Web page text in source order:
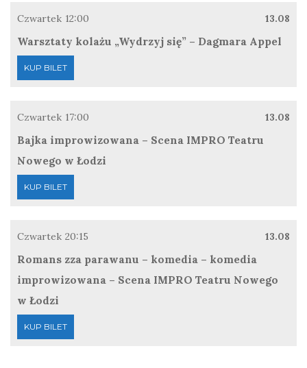
Warsztaty kolażu „Wydrzyj się” – Dagmara Appel
Czwartek 12:00 13.08
KUP BILET
Bajka improwizowana – Scena IMPRO Teatru
Nowego w Łodzi
Czwartek 17:00 13.08
KUP BILET
Romans zza parawanu – komedia – komedia
improwizowana – Scena IMPRO Teatru Nowego
w Łodzi
Czwartek 20:15 13.08
KUP BILET